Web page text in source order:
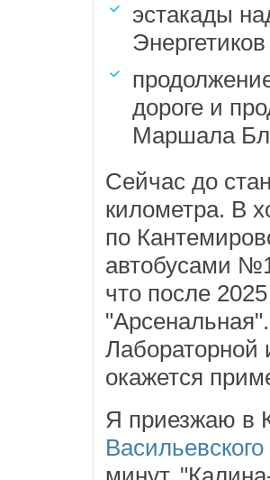
эстакады
дороге и
Маршала
Сейчас до
километра. В
по
автобусами
что после
Лабораторной
окажется
Я приезжаю в